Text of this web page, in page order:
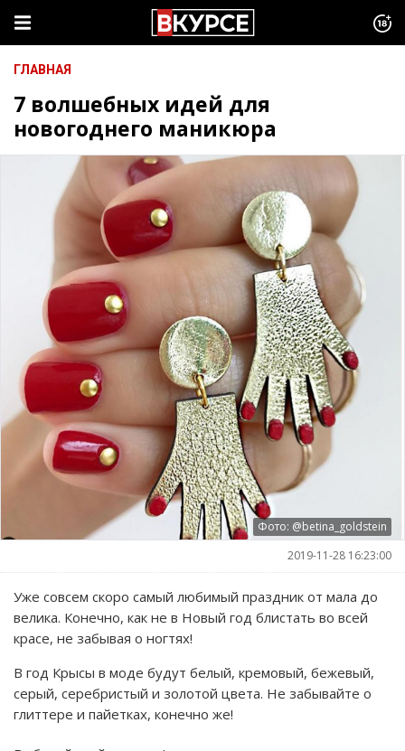
ГЛАВНАЯ
7 волшебных идей для
новогоднего маникюра
Фото: @betina_goldstein
2019-11-28 16:23:00
Уже совсем скоро самый любимый праздник от мала до
велика. Конечно, как не в Новый год блистать во всей
красе, не забывая о ногтях!
В год Крысы в моде будут белый, кремовый, бежевый,
серый, серебристый и золотой цвета. Не забывайте о
глиттере и пайетках, конечно же!